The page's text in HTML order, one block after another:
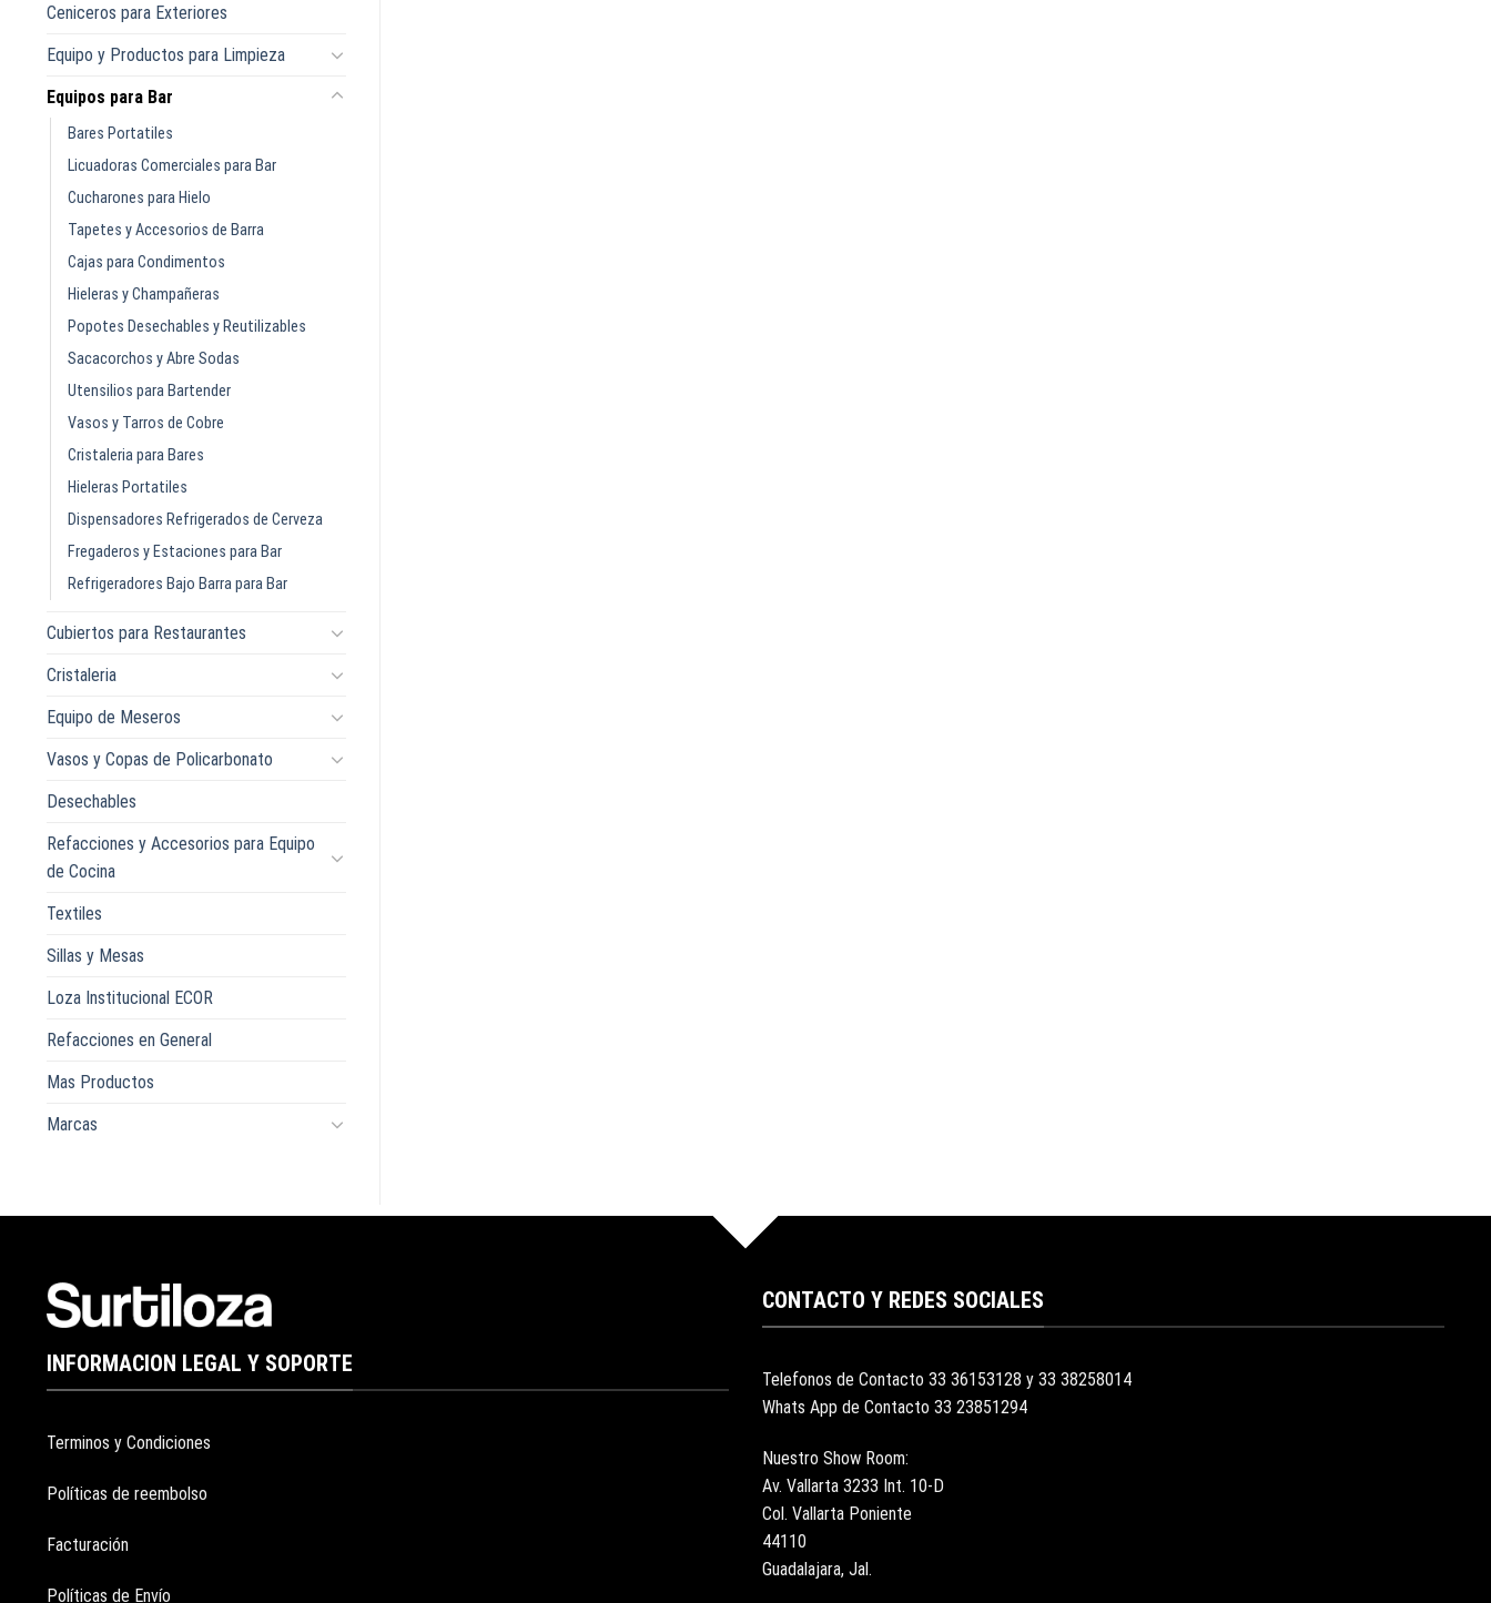
Ceniceros para Exteriores
Equipo y Productos para Limpieza
Equipos para Bar
Bares Portatiles
Licuadoras Comerciales para Bar
Cucharones para Hielo
Tapetes y Accesorios de Barra
Cajas para Condimentos
Hieleras y Champañeras
Popotes Desechables y Reutilizables
Sacacorchos y Abre Sodas
Utensilios para Bartender
Vasos y Tarros de Cobre
Cristaleria para Bares
Hieleras Portatiles
Dispensadores Refrigerados de Cerveza
Fregaderos y Estaciones para Bar
Refrigeradores Bajo Barra para Bar
Cubiertos para Restaurantes
Cristaleria
Equipo de Meseros
Vasos y Copas de Policarbonato
Desechables
Refacciones y Accesorios para Equipo
de Cocina
Textiles
Sillas y Mesas
Loza Institucional ECOR
Refacciones en General
Mas Productos
Marcas
INFORMACION LEGAL Y SOPORTE
Terminos y Condiciones
Políticas de reembolso
Facturación
Políticas de Envío
CONTACTO Y REDES SOCIALES
Telefonos de Contacto 33 36153128 y 33 38258014
Whats App de Contacto 33 23851294
Nuestro Show Room:
Av. Vallarta 3233 Int. 10-D
Col. Vallarta Poniente
44110
Guadalajara, Jal.